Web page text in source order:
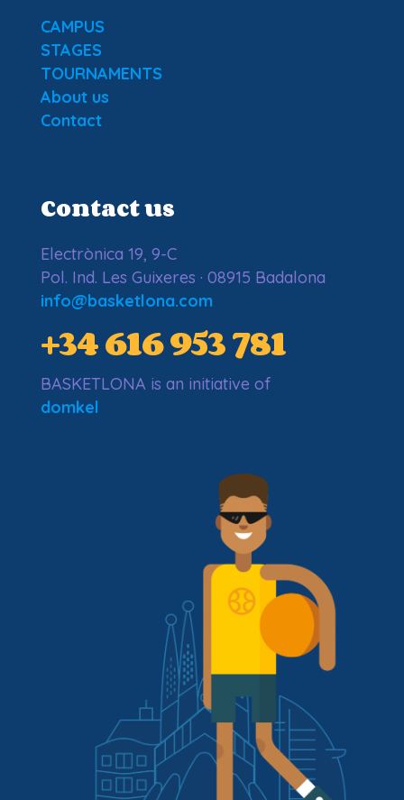
CAMPUS
STAGES
TOURNAMENTS
About us
Contact
Contact us
Electrònica 19, 9-C
Pol. Ind. Les Guixeres · 08915 Badalona
info@basketlona.com
+34 616 953 781
BASKETLONA is an initiative of
domkel